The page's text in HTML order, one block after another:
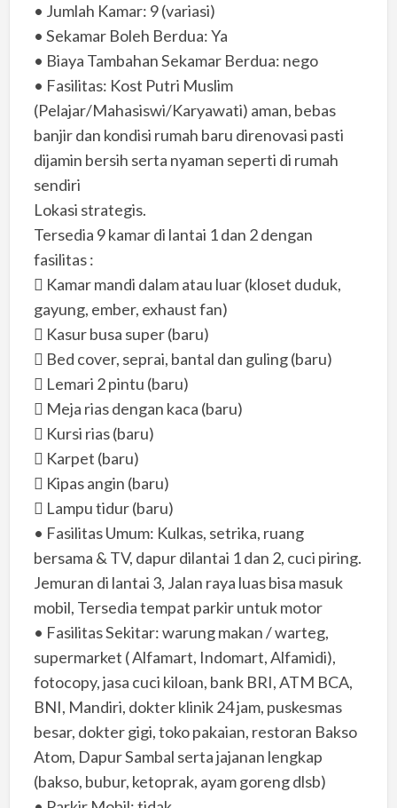
• Jumlah Kamar: 9 (variasi)
• Sekamar Boleh Berdua: Ya
• Biaya Tambahan Sekamar Berdua: nego
• Fasilitas: Kost Putri Muslim
(Pelajar/Mahasiswi/Karyawati) aman, bebas
banjir dan kondisi rumah baru direnovasi pasti
dijamin bersih serta nyaman seperti di rumah
sendiri
Lokasi strategis.
Tersedia 9 kamar di lantai 1 dan 2 dengan
fasilitas :
 Kamar mandi dalam atau luar (kloset duduk,
gayung, ember, exhaust fan)
 Kasur busa super (baru)
 Bed cover, seprai, bantal dan guling (baru)
 Lemari 2 pintu (baru)
 Meja rias dengan kaca (baru)
 Kursi rias (baru)
 Karpet (baru)
 Kipas angin (baru)
 Lampu tidur (baru)
• Fasilitas Umum: Kulkas, setrika, ruang
bersama & TV, dapur dilantai 1 dan 2, cuci piring.
Jemuran di lantai 3, Jalan raya luas bisa masuk
mobil, Tersedia tempat parkir untuk motor
• Fasilitas Sekitar: warung makan / warteg,
supermarket ( Alfamart, Indomart, Alfamidi),
fotocopy, jasa cuci kiloan, bank BRI, ATM BCA,
BNI, Mandiri, dokter klinik 24 jam, puskesmas
besar, dokter gigi, toko pakaian, restoran Bakso
Atom, Dapur Sambal serta jajanan lengkap
(bakso, bubur, ketoprak, ayam goreng dlsb)